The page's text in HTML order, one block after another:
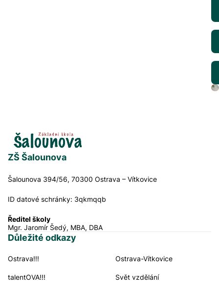
ZŠ Šalounova
Šalounova 394/56, 70300 Ostrava – Vítkovice
ID datové schránky: 3qkmqqb
Ředitel školy
Mgr. Jaromír Šedý, MBA, DBA
Důležité odkazy
Navigační odkazy
Ostrava!!! Ostrava-Vítkovice
talentOVA!!! Svět vzdělání